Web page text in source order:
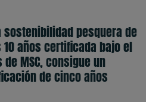
sostenibilidad pesquera de
10 años certificada bajo el
MSC, consigue un
de cinco años